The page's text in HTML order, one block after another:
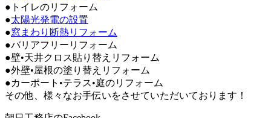
●トイレのリフォーム
●太陽光発電の設置
●窓まわり断熱リフォーム
●バリアフリーリフォーム
●壁•天井クロス貼り替えリフォーム
●外壁•屋根の塗り替えリフォーム
●カーポート•テラス•庭のリフォーム
その他、様々なお手伝いをさせていただいております！